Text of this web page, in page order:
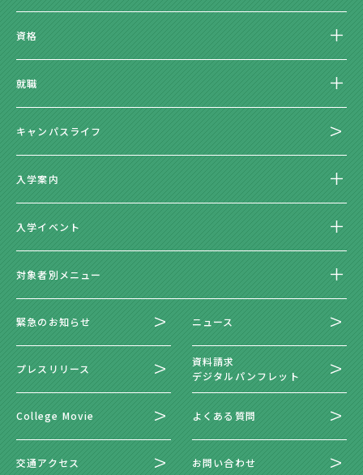
資格
就職
キャンパスライフ
入学案内
入学イベント
対象者別メニュー
緊急のお知らせ ニュース
プレスリリース
資料請求
デジタルパンフレット
College Movie よくある質問
交通アクセス お問い合わせ